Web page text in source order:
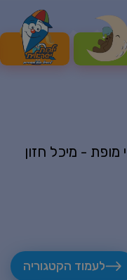
- מיכל חזון
לעמוד הקטגוריה